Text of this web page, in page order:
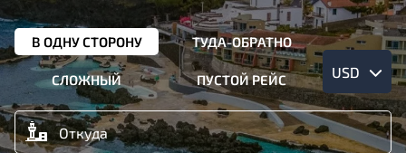
В ОДНУ СТОРОНУ ТУДА-ОБРАТНО
СЛОЖНЫЙ ПУСТОЙ РЕЙС USD